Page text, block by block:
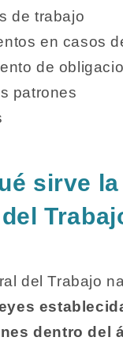
de trabajo
en casos
de
patrones
sirve
del Trabajo
dentro del